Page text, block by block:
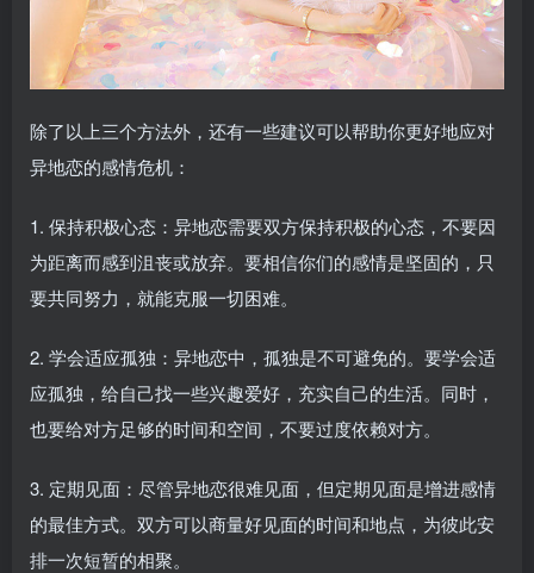
除了以上三个方法外，还有一些建议可以帮助你更好地应对
异地恋的感情危机：
1. 保持积极心态：异地恋需要双方保持积极的心态，不要因
为距离而感到沮丧或放弃。要相信你们的感情是坚固的，只
要共同努力，就能克服一切困难。
2. 学会适应孤独：异地恋中，孤独是不可避免的。要学会适
应孤独，给自己找一些兴趣爱好，充实自己的生活。同时，
也要给对方足够的时间和空间，不要过度依赖对方。
3. 定期见面：尽管异地恋很难见面，但定期见面是增进感情
的最佳方式。双方可以商量好见面的时间和地点，为彼此安
排一次短暂的相聚。